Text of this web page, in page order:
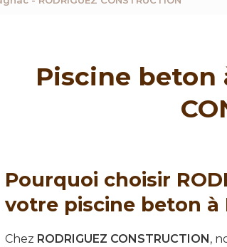
Piscine beton
Pourquoi choisir
votre piscine beton à
Chez RODRIGUEZ CONSTRUCTION,